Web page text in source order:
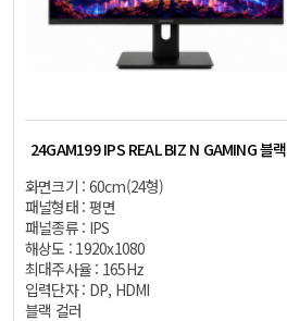
24GAM199 IPS REAL BIZ N GAMING 블랙
화면크기 : 60cm(24형)
패널형태 : 평면
패널종류 : IPS
해상도 : 1920x1080
최대주사율 : 165Hz
입력단자 : DP, HDMI
블랙 컬러